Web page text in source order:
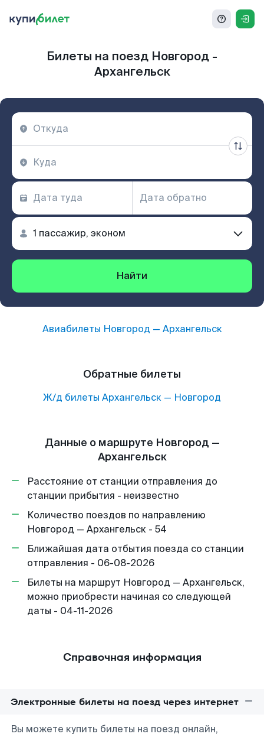
Билеты на поезд Новгород -
Архангельск
Найти
Авиабилеты Новгород — Архангельск
Обратные билеты
Ж/д билеты Архангельск — Новгород
Данные о маршруте Новгород —
Архангельск
Расстояние от станции отправления до
станции прибытия - неизвестно
Количество поездов по направлению
Новгород — Архангельск - 54
Ближайшая дата отбытия поезда со станции
отправления - 06-08-2026
Билеты на маршрут Новгород — Архангельск,
можно приобрести начиная со следующей
даты - 04-11-2026
Справочная информация
Электронные билеты на поезд через интернет
Вы можете купить билеты на поезд онлайн,